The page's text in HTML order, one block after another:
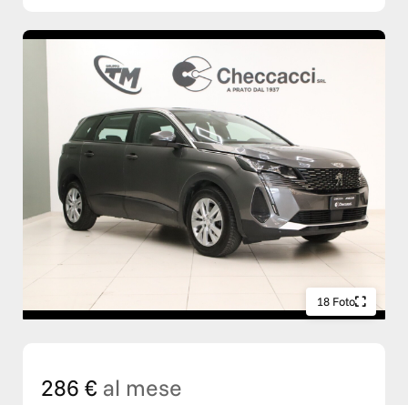
18 Foto
286 € al mese